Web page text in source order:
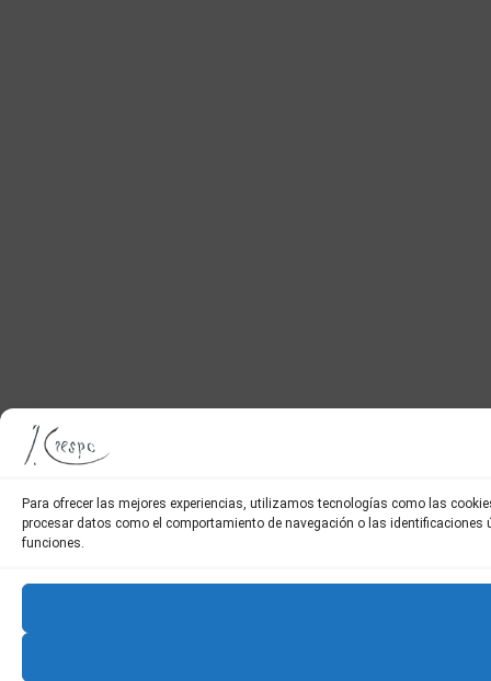
Para ofrecer las mejores experiencias, utilizamos tecnologías como las
procesar datos como el comportamiento de navegación o las
funciones.